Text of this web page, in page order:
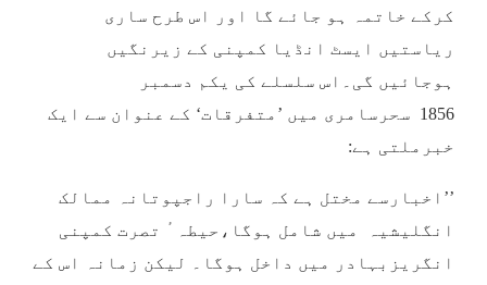
کرکے خاتمہ ہو جائے گا اور اس طرح ساری
ریاستیں ایسٹ انڈیا کمپنی کے زیرنگیں
ہوجائیں گی۔اس سلسلے کی یکم دسمبر
1856 سحرسامری میں ’متفرقات‘ کے عنوان سے ایک
خبرملتی ہے:
’’اخبارسے مختل ہے کہ سارا راجپوتانہ ممالک
انگلیشیہ میں شامل ہوگا،حیطہ ٔ تصرت کمپنی
انگریزبہادر میں داخل ہوگا۔ لیکن زمانہ اس کے